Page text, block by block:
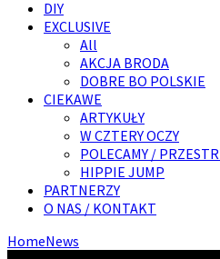
DIY
EXCLUSIVE
All
AKCJA BRODA
DOBRE BO POLSKIE
CIEKAWE
ARTYKUŁY
W CZTERY OCZY
POLECAMY /
HIPPIE JUMP
PARTNERZY
O NAS / KONTAKT
HomeNews